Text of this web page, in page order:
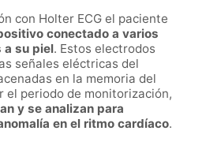
con Holter ECG el paciente
conectado a varios
a su piel. Estos electrodos
señales eléctricas del
en la memoria del
el periodo de monitorización,
y se analizan para
en el ritmo cardíaco.